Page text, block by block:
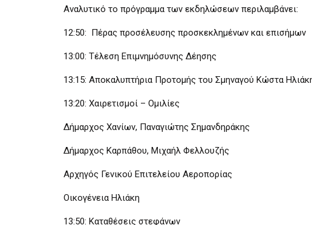
Αναλυτικό το πρόγραμμα των εκδηλώσεων περιλαμβάνει:
12:50: Πέρας προσέλευσης προσκεκλημένων και επισήμων
13:00: Τέλεση Επιμνημόσυνης Δέησης
13:15: Αποκαλυπτήρια Προτομής του Σμηναγού Κώστα
13:20: Χαιρετισμοί – Ομιλίες
Δήμαρχος Χανίων, Παναγιώτης Σημανδηράκης
Δήμαρχος Καρπάθου, Μιχαήλ Φελλουζής
Αρχηγός Γενικού Επιτελείου Αεροπορίας
Οικογένεια Ηλιάκη
13:50: Καταθέσεις στεφάνων